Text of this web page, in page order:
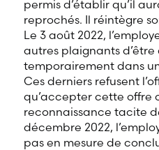
permis d’établir qu’il
reprochés. Il réintègre
Le 3 août 2022,
autres plaignants
temporairement dans
Ces derniers refusent
qu’accepter cette offre
reconnaissance tacite
décembre 2022,
pas en mesure de